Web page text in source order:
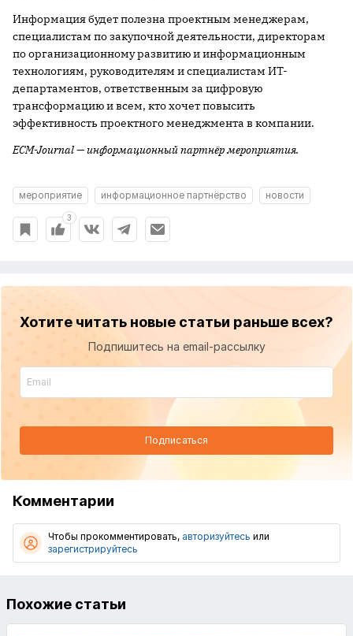
Информация будет полезна проектным менеджерам,
специалистам по закупочной деятельности, директорам
по организационному развитию и информационным
технологиям, руководителям и специалистам ИТ-
департаментов, ответственным за цифровую
трансформацию и всем, кто хочет повысить
эффективность проектного менеджмента в компании.
ECM-Journal — информационный партнёр мероприятия.
мероприятие информационное партнёрство новости
3
Хотите читать новые статьи раньше всех?
Подпишитесь на email-рассылку
Подписаться
Комментарии
Чтобы прокомментировать, авторизуйтесь или
зарегистрируйтесь
Похожие статьи